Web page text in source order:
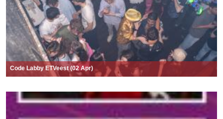
Code Labby ETVeest (02 Apr)